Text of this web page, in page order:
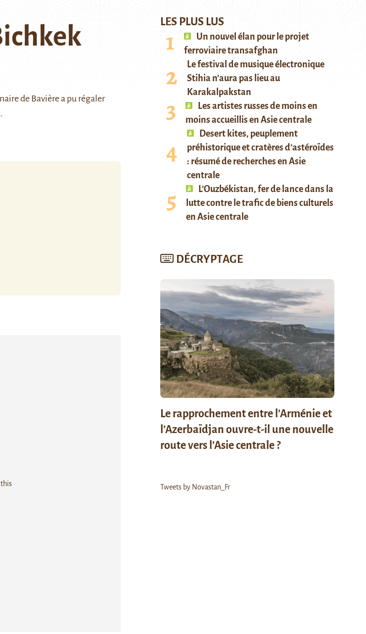
de Bavière a pu régaler
this
LES PLUS LUS
Un nouvel élan pour le projet
ferroviaire transafghan
Le festival de musique électronique
Stihia n’aura pas lieu au
Karakalpakstan
Les artistes russes de moins en
moins accueillis en Asie centrale
Desert kites, peuplement
préhistorique et cratères d’astéroïdes
: résumé de recherches en Asie
centrale
L’Ouzbékistan, fer de lance dans la
lutte contre le trafic de biens culturels
en Asie centrale
DÉCRYPTAGE
Le rapprochement entre l’Arménie et
l’Azerbaïdjan ouvre-t-il une nouvelle
route vers l’Asie centrale ?
Tweets by Novastan_Fr